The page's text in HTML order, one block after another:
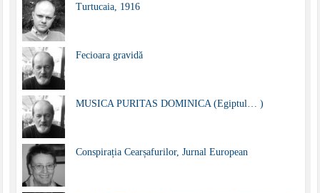
Turtucaia, 1916
Fecioara gravidă
MUSICA PURITAS DOMINICA (Egiptul… )
Conspirația Cearșafurilor, Jurnal European